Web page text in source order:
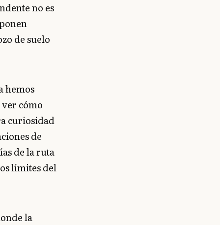
no es
de suelo
hemos
cómo
curiosidad
de
de la ruta
límites del
la